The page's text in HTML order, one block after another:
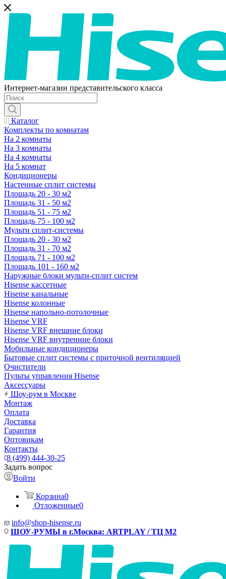
Интернет-магазин представительского класса
Каталог
Комплекты по комнатам
На 2 комнаты
На 3 комнаты
На 4 комнаты
На 5 комнат
Кондиционеры
Настенные сплит системы
Площадь 20 - 30 м2
Площадь 31 - 50 м2
Площадь 51 - 75 м2
Площадь 75 - 100 м2
Мульти сплит-системы
Площадь 20 - 30 м2
Площадь 31 - 70 м2
Площадь 71 - 100 м2
Площадь 101 - 160 м2
Наружные блоки мульти-сплит систем
Hisense кассетные
Hisense канальные
Hisense колонные
Hisense напольно-потолочные
Hisense VRF
Hisense VRF внешние блоки
Hisense VRF внутренние блоки
Мобильные кондиционеры
Бытовые сплит системы с приточной вентиляцией
Очистители
Пульты управления Hisense
Аксессуары
Шоу-рум в Москве
Монтаж
Оплата
Доставка
Гарантия
Оптовикам
Контакты
8 (499) 444-30-25
Задать вопрос
Войти
Корзина0
Отложенные0
info@shop-hisense.ru
ШОУ-РУМЫ в г.Москва: ARTPLAY / ТЦ М2